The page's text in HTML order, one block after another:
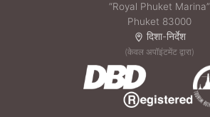
“Royal Phuket Marina”
Phuket 83000
दिशा-निर्देश
(केवल अपॉइंटमेंट द्वारा)